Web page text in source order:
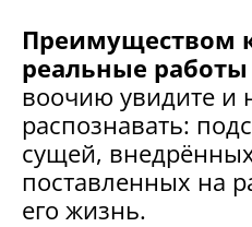
Преимуществом
реальные
воочию увидите и
распознавать:
сущей,
поставленных на
его жизнь.